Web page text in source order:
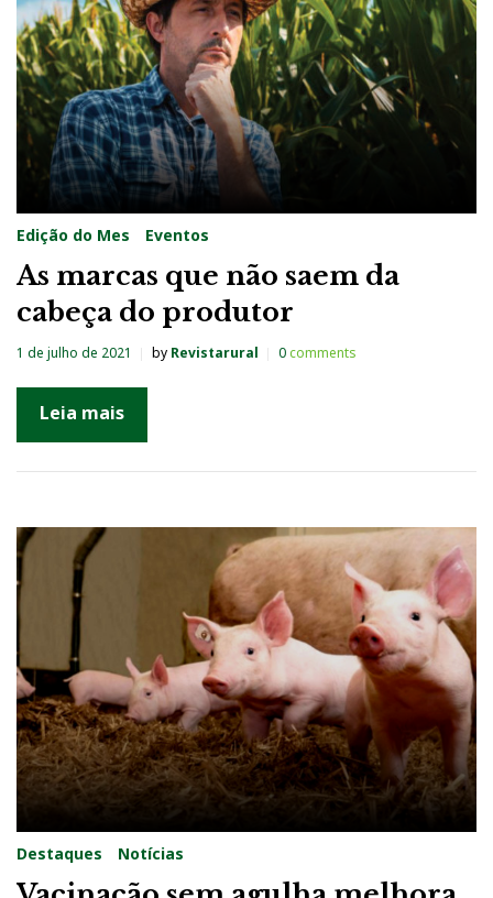
Edição do Mes Eventos
As marcas que não saem da
cabeça do produtor
1 de julho de 2021 by Revistarural 0comments
Leia mais
Destaques Notícias